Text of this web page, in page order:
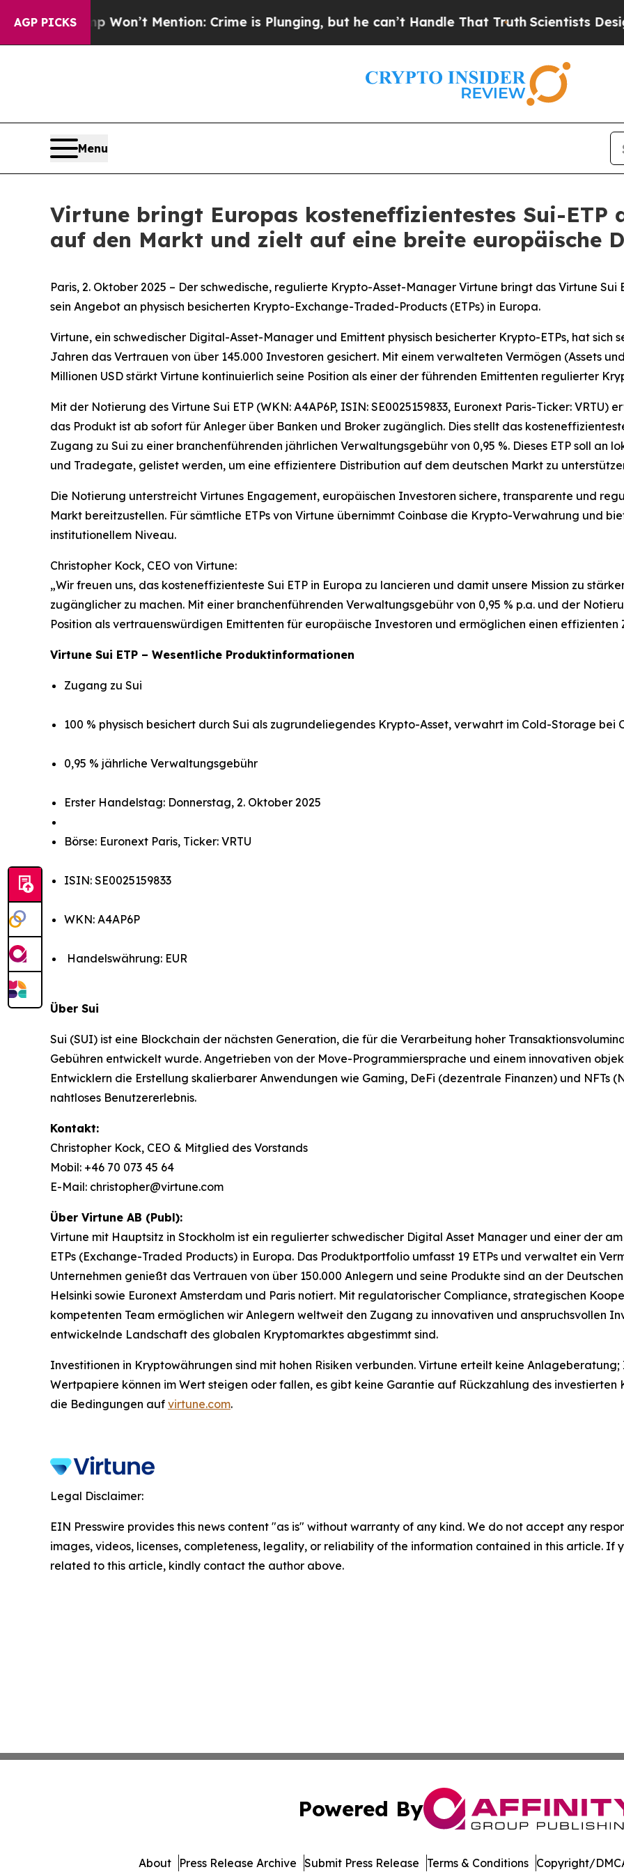
AGP PICKS
Trump Won’t Mention: Crime is Plunging, but he can’t Handle That TruthScientists Designed
Menu
Virtune bringt Europas kosteneffizientestes Sui-ETP
auf den Markt und zielt auf eine breite europäische
Paris, 2. Oktober 2025 – Der schwedische, regulierte Krypto-Asset-Manager Virtune bringt das Virtune
sein Angebot an physisch besicherten Krypto-Exchange-Traded-Products (ETPs) in Europa.
Virtune, ein schwedischer Digital-Asset-Manager und Emittent physisch besicherter Krypto-ETPs, hat sich
Jahren das Vertrauen von über 145.000 Investoren gesichert. Mit einem verwalteten Vermögen (Assets
Millionen USD stärkt Virtune kontinuierlich seine Position als einer der führenden Emittenten regulierter
Mit der Notierung des Virtune Sui ETP (WKN: A4AP6P, ISIN: SE0025159833, Euronext Paris-Ticker: VRTU)
das Produkt ist ab sofort für Anleger über Banken und Broker zugänglich. Dies stellt das
Zugang zu Sui zu einer branchenführenden jährlichen Verwaltungsgebühr von 0,95 %. Dieses ETP soll an
und Tradegate, gelistet werden, um eine effizientere Distribution auf dem deutschen Markt zu
Die Notierung unterstreicht Virtunes Engagement, europäischen Investoren sichere, transparente und
Markt bereitzustellen. Für sämtliche ETPs von Virtune übernimmt Coinbase die Krypto-Verwahrung und
institutionellem Niveau.
Christopher Kock, CEO von Virtune:
„Wir freuen uns, das kosteneffizienteste Sui ETP in Europa zu lancieren und damit unsere Mission zu
zugänglicher zu machen. Mit einer branchenführenden Verwaltungsgebühr von 0,95 % p.a. und der
Position als vertrauenswürdigen Emittenten für europäische Investoren und ermöglichen einen effizienten
Virtune Sui ETP – Wesentliche Produktinformationen
Zugang zu Sui
100 % physisch besichert durch Sui als zugrundeliegendes Krypto-Asset, verwahrt im Cold-Storage bei
0,95 % jährliche Verwaltungsgebühr
Erster Handelstag: Donnerstag, 2. Oktober 2025
Börse: Euronext Paris, Ticker: VRTU
ISIN: SE0025159833
WKN: A4AP6P
Handelswährung: EUR
Über Sui
Sui (SUI) ist eine Blockchain der nächsten Generation, die für die Verarbeitung hoher
Gebühren entwickelt wurde. Angetrieben von der Move-Programmiersprache und einem innovativen
Entwicklern die Erstellung skalierbarer Anwendungen wie Gaming, DeFi (dezentrale Finanzen) und NFTs
nahtloses Benutzererlebnis.
Kontakt:
Christopher Kock, CEO & Mitglied des Vorstands
Mobil: +46 70 073 45 64
E-Mail: christopher@virtune.com
Über Virtune AB (Publ):
Virtune mit Hauptsitz in Stockholm ist ein regulierter schwedischer Digital Asset Manager und einer der
ETPs (Exchange-Traded Products) in Europa. Das Produktportfolio umfasst 19 ETPs und verwaltet ein
Unternehmen genießt das Vertrauen von über 150.000 Anlegern und seine Produkte sind an der
Helsinki sowie Euronext Amsterdam und Paris notiert. Mit regulatorischer Compliance, strategischen
kompetenten Team ermöglichen wir Anlegern weltweit den Zugang zu innovativen und anspruchsvollen
entwickelnde Landschaft des globalen Kryptomarktes abgestimmt sind.
Investitionen in Kryptowährungen sind mit hohen Risiken verbunden. Virtune erteilt keine
Wertpapiere können im Wert steigen oder fallen, es gibt keine Garantie auf Rückzahlung des investierten
die Bedingungen auf virtune.com.
Legal Disclaimer:
EIN Presswire provides this news content "as is" without warranty of any kind. We do not accept any
images, videos, licenses, completeness, legality, or reliability of the information contained in this article. If
related to this article, kindly contact the author above.
Powered By
About Press Release Archive Submit Press Release Terms & Conditions Copyright/